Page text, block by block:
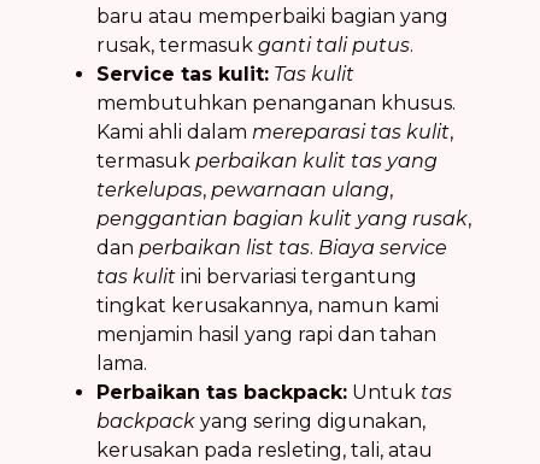
baru atau memperbaiki bagian yang
rusak, termasuk ganti tali putus.
Service tas kulit: Tas kulit
membutuhkan penanganan khusus.
Kami ahli dalam mereparasi tas kulit,
termasuk perbaikan kulit tas yang
terkelupas, pewarnaan ulang,
penggantian bagian kulit yang rusak,
dan perbaikan list tas. Biaya service
tas kulit ini bervariasi tergantung
tingkat kerusakannya, namun kami
menjamin hasil yang rapi dan tahan
lama.
Perbaikan tas backpack: Untuk tas
backpack yang sering digunakan,
kerusakan pada resleting, tali, atau